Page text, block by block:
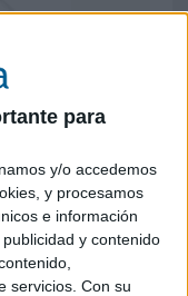
para
y/o accedemos
y procesamos
e información
y contenido
servicios. Con su
Vellas
para su
en el sector